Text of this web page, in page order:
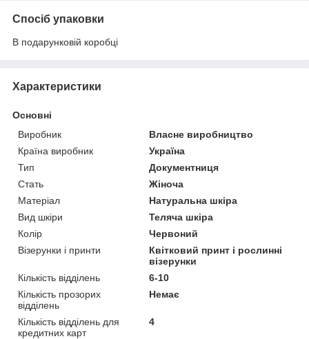
Спосіб упаковки
В подарунковій коробці
Характеристики
Основні
Виробник
Власне виробництво
Країна виробник
Україна
Тип
Документниця
Стать
Жіноча
Матеріал
Натуральна шкіра
Вид шкіри
Теляча шкіра
Колір
Червоний
Візерунки і принти
Квітковий принт і рослинні
візерунки
Кількість відділень
6-10
Кількість прозорих
відділень
Немає
Кількість відділень для
кредитних карт
4